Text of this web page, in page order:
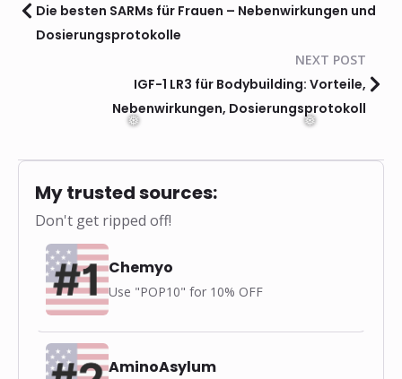
Die besten SARMs für Frauen – Nebenwirkungen und
Dosierungsprotokolle
NEXT POST
IGF-1 LR3 für Bodybuilding: Vorteile,
Nebenwirkungen, Dosierungsprotokoll
My trusted sources:
Don't get ripped off!
Chemyo
Use "POP10" for 10% OFF
AminoAsylum